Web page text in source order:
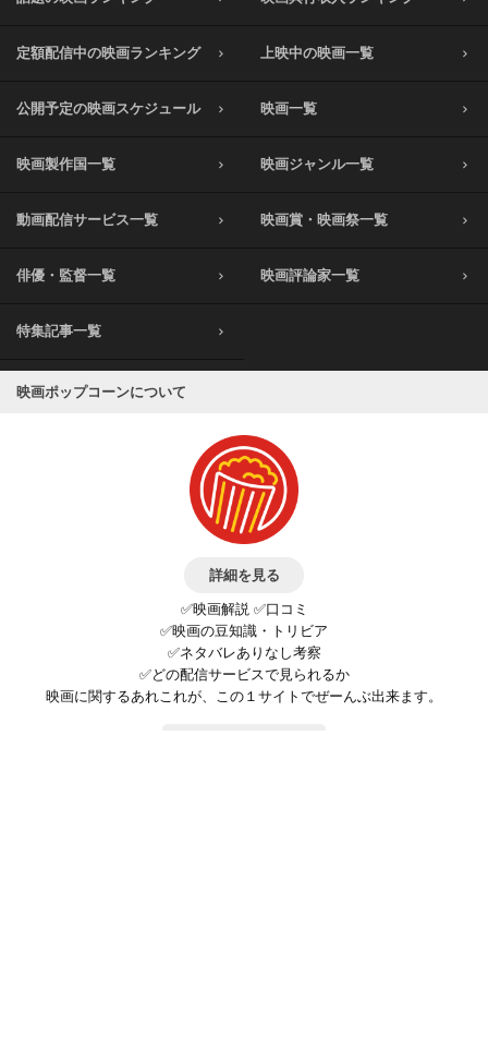
定額配信中の映画ランキング 上映中の映画一覧
公開予定の映画スケジュール 映画一覧
映画製作国一覧 映画ジャンル一覧
動画配信サービス一覧 映画賞・映画祭一覧
俳優・監督一覧 映画評論家一覧
特集記事一覧
映画ポップコーンについて
詳細を見る
✅映画解説 ✅口コミ
✅映画の豆知識・トリビア
✅ネタバレありなし考察
✅どの配信サービスで見られるか
映画に関するあれこれが、この１サイトでぜーんぶ出来ます。